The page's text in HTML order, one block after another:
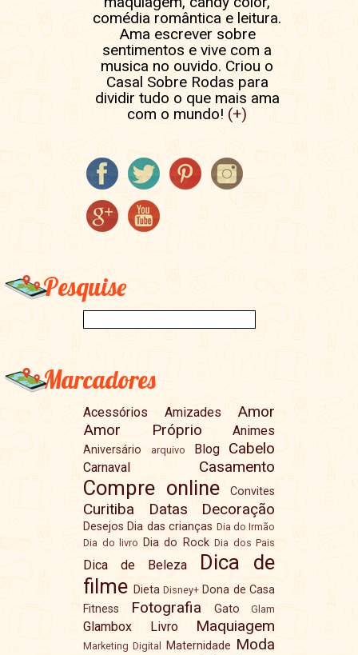
comédia romântica e leitura.
Ama escrever sobre
sentimentos e vive com a
musica no ouvido. Criou o
Casal Sobre Rodas para
dividir tudo o que mais ama
com o mundo! (+)
Pesquise
Marcadores
Acessórios Amizades
Amor
Amor Próprio
Animes
Aniversário arquivo Blog Cabelo
Carnaval Casamento
Compre online Convites
Curitiba Datas Decoração
Desejos Dia das crianças Dia do Irmão
Dia do livro Dia do Rock Dia dos Pais
Dica de Beleza
Dica de
filme Dieta Disney+ Dona de Casa
Fitness
Fotografia Gato Glam
Glambox Livro Maquiagem
Marketing Digital Maternidade Moda